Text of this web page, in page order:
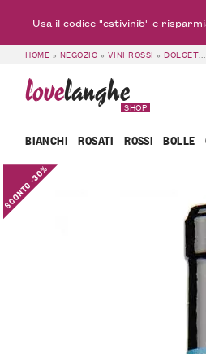
HOME » NEGOZIO » VINI ROSSI »DOLCETTO DOC & DOGLIANI DOCG
lovelanghe
SHOP
BIANCHI ROSATI ROSSI BOLLE
SCONTO -30%
Usa il codice "estivini5" e